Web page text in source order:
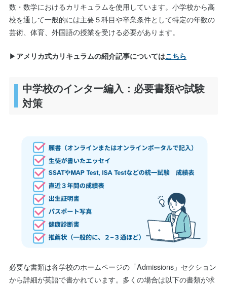
数・数学におけるカリキュラムを使用しています。小学校から高
校を通して一般的には主要５科目や卒業条件として特定の年数の
芸術、体育、外国語の授業を受ける必要があります。
▶ アメリカ式カリキュラムの紹介記事についてはこちら
中学校のインター編入：必要書類や試験
対策
必要な書類は各学校のホームページの「Admissions」セクション
から詳細が英語で書かれています。多くの場合は以下の書類が求